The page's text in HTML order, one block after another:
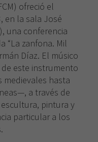
ofreció el
en la sala José
una conferencia
“La zanfona. Mil
Díaz. El músico
este instrumento
hasta
a través de
pintura y
particular a los